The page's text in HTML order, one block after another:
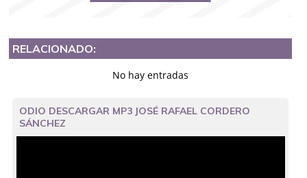
RELACIONADO:
No hay entradas
ODIO DESCARGAR MP3 JOSÉ RAFAEL CORDERO
SÁNCHEZ